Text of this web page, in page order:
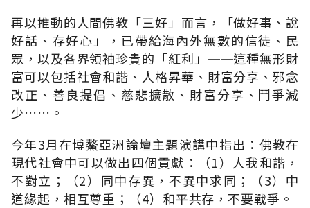
再以推動的人間佛教「三好」而言，「做好事、說
好話、存好心」，已帶給海內外無數的信徒、民
眾，以及各界領袖珍貴的「紅利」──這種無形財
富可以包括社會和諧、人格昇華、財富分享、邪念
改正、善良提倡、慈悲擴散、財富分享、鬥爭減
少……。
今年3月在博鰲亞洲論壇主題演講中指出：佛教在
現代社會中可以做出四個貢獻：（1）人我和諧，
不對立；（2）同中存異，不異中求同；（3）中
道緣起，相互尊重；（4）和平共存，不要戰爭。